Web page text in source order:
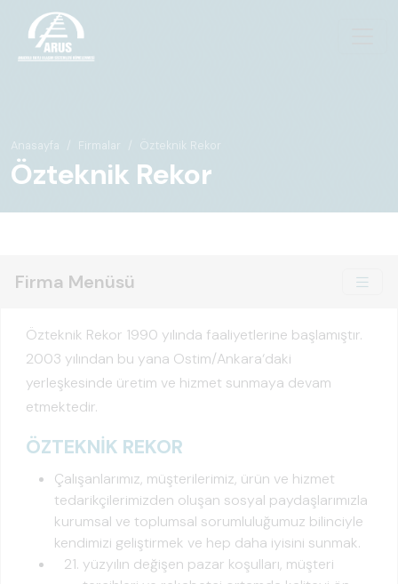
Anasayfa Firmalar Özteknik Rekor
Özteknik Rekor
Firma Menüsü
Özteknik Rekor 1990 yılında faaliyetlerine başlamıştır.
2003 yılından bu yana Ostim/Ankara‘daki
yerleşkesinde üretim ve hizmet sunmaya devam
etmektedir.
ÖZTEKNİK REKOR
Çalışanlarımız, müşterilerimiz, ürün ve hizmet
tedarikçilerimizden oluşan sosyal paydaşlarımızla
kurumsal ve toplumsal sorumluluğumuz bilinciyle
kendimizi geliştirmek ve hep daha iyisini sunmak.
yüzyılın değişen pazar koşulları, müşteri